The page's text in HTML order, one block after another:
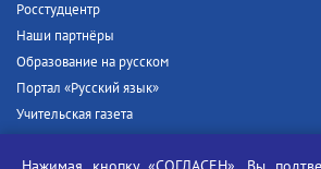
Росстудцентр
Наши партнёры
Образование на русском
Портал «Русский язык»
Учительская газета